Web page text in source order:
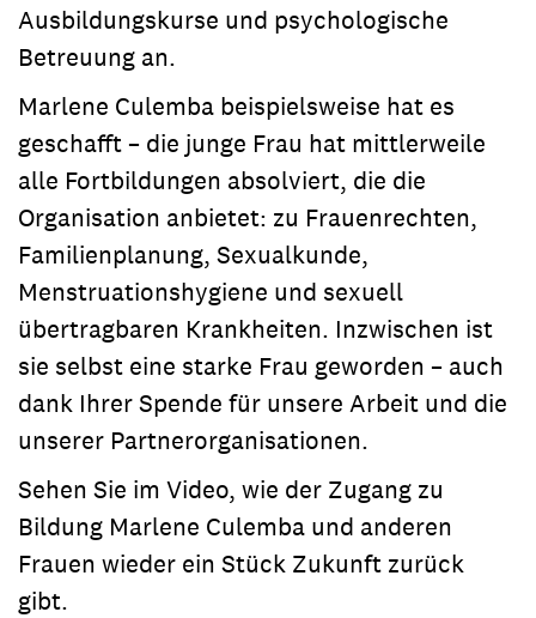
Ausbildungskurse und psychologische
Betreuung an.
Marlene Culemba beispielsweise hat es
geschafft – die junge Frau hat mittlerweile
alle Fortbildungen absolviert, die die
Organisation anbietet: zu Frauenrechten,
Familienplanung, Sexualkunde,
Menstruationshygiene und sexuell
übertragbaren Krankheiten. Inzwischen ist
sie selbst eine starke Frau geworden – auch
dank Ihrer Spende für unsere Arbeit und die
unserer Partnerorganisationen.
Sehen Sie im Video, wie der Zugang zu
Bildung Marlene Culemba und anderen
Frauen wieder ein Stück Zukunft zurück
gibt.